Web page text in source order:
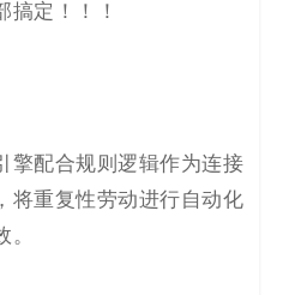
搞定！！！
擎配合规则逻辑作为连接
将重复性劳动进行自动化